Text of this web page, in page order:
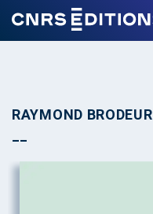
RAYMOND BRODEUR